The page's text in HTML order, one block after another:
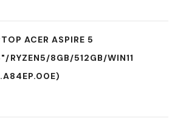
ACER ASPIRE 5
RYZEN5/8GB/512GB/WIN11